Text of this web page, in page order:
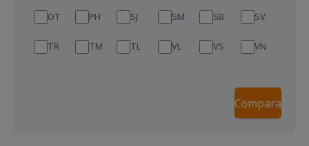
OT PH SJ SM SB SV
TR TM TL VL VS VN